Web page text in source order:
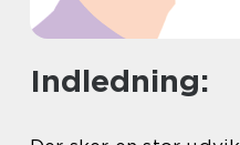
Indledning: